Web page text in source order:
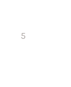
5